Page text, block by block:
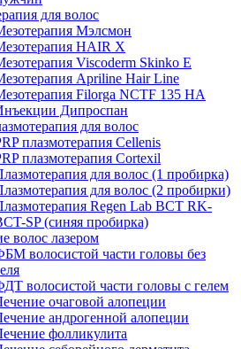
для волос
Мэлсмон
HAIR X
Viscoderm Skinko E
Apriline Hair Line
Filorga NCTF 135 HA
Дипроспан
для волос
плазмотерапия Cellenis
плазмотерапия Cortexil
для волос (1 пробирка)
для волос (2 пробирки)
Regen Lab BCT RK-
SP (синяя пробирка)
волос лазером
волосистой части головы без
волосистой части головы с гелем
очаговой алопеции
андрогенной алопеции
фолликулита